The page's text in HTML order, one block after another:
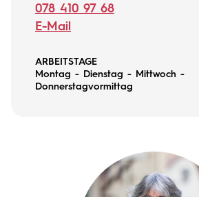
078 410 97 68
E-Mail
ARBEITSTAGE
Montag - Dienstag - Mittwoch -
Donnerstagvormittag